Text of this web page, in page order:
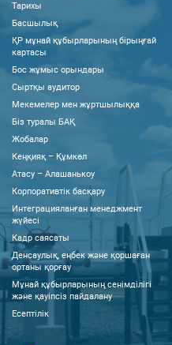
Тарихы
Басшылық
ҚР мұнай құбырларының бірыңғай
картасы
Бос жұмыс орындары
Сыртқы аудитор
Мекемелер мен жұртшылыққа
Біз туралы БАҚ
Жобалар
Кеңқияқ – Құмкөл
Атасу – Алашанькоу
Корпоративтік басқару
Интеграцияланған менеджмент
жүйесі
Кадр саясаты
Денсаулық, еңбек және қоршаған
ортаны қорғау
Мұнай құбырларының сенімділігі
және қауіпсіз пайдалану
Есептілік